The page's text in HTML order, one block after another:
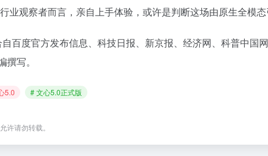
业观察者而言，亲自上手体验，或许是判断这场由原生全模态
百度官方发布信息、科技日报、新京报、经济网、科普中国
撰写。
5.0 # 文心5.0正式版
许请勿转载。